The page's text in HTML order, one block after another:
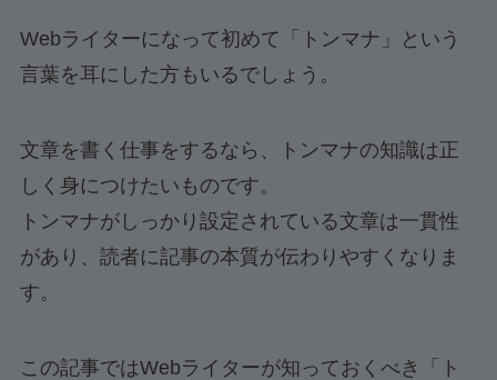
Webライターになって初めて「トンマナ」という
言葉を耳にした方もいるでしょう。
文章を書く仕事をするなら、トンマナの知識は正
しく身につけたいものです。
トンマナがしっかり設定されている文章は一貫性
があり、読者に記事の本質が伝わりやすくなりま
す。
この記事ではWebライターが知っておくべき「ト